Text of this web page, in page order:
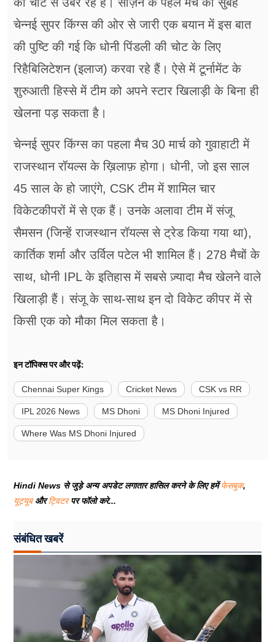
चेन्नई सुपर किंग्स की ओर से जारी एक बयान में इस बात
की पुष्टि की गई कि धोनी पिंडली की चोट के लिए
रिहैबिलिटेशन (इलाज) करवा रहे हैं। ऐसे में टूर्नामेंट के
शुरुआती हिस्से में टीम को अपने स्टार खिलाड़ी के बिना ही
खेलना पड़ सकता है।
चेन्नई सुपर किंग्स का पहला मैच 30 मार्च को गुवाहाटी में
राजस्थान रॉयल्स के ख़िलाफ़ होगा। धोनी, जो इस साल
45 साल के हो जाएंगे, CSK टीम में शामिल चार
विकेटकीपरों में से एक हैं। उनके अलावा टीम में संजू
सैमसन (जिन्हें राजस्थान रॉयल्स से ट्रेड किया गया था),
कार्तिक शर्मा और उर्विल पटेल भी शामिल हैं। 278 मैचों के
साथ, धोनी IPL के इतिहास में सबसे ज़्यादा मैच खेलने वाले
खिलाड़ी हैं। संजू के साथ-साथ इन दो विकेट कीपर में से
किसी एक को मौका मिल सकता है।
इन टॉपिक्स पर और पढ़ें:
Chennai Super Kings Cricket News CSK vs RR
IPL 2026 News MS Dhoni MS Dhoni Injured
Where Was MS Dhoni Injured
Hindi News से जुड़े अन्य अपडेट लगातार हासिल करने के लिए हमेंफेसबुक,
यूट्यूबऔरट्विटरपर फॉलो करे...
संबंधित खबरें